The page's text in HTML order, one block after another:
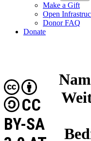
Make a Gift
Open
Donor FAQ
Donate
CC
BY-SA